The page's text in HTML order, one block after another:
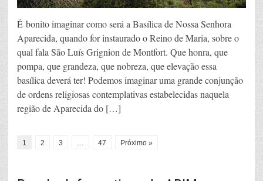
É bonito imaginar como será a Basílica de Nossa Senhora
Aparecida, quando for instaurado o Reino de Maria, sobre o
qual fala São Luís Grignion de Montfort. Que honra, que
pompa, que grandeza, que nobreza, que elevação essa
basílica deverá ter! Podemos imaginar uma grande conjunção
de ordens religiosas contemplativas estabelecidas naquela
região de Aparecida do […]
1 2 3 47 Próximo »